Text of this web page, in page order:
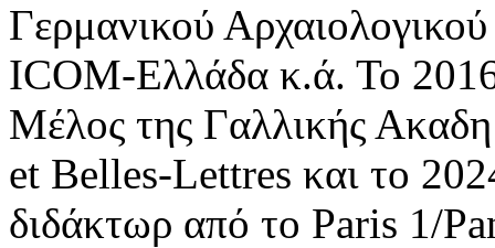
Γερμανικού
ICOM-Ελλάδα κ.ά. Το 2016
Μέλος της Γαλλικής
et Belles-Lettres και το
διδάκτωρ από το Paris 1/